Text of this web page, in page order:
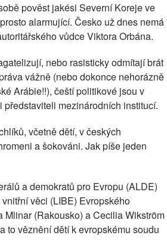
pověst jakési Severní Koreje ve
alarmující. Česko už dnes nemá
vůdce Viktora Orbána.
nebo rasisticky odmítají brát
vážně (nebo dokonce nehorázně
Arábie!!), čeští politikové jsou v
mezinárodních institucí.
včetně dětí, v českých
a šokováni. Jak píše jeden
a demokratů pro Evropu (ALDE)
věci (LIBE) Evropského
Mlinar (Rakousko) a Cecilia Wikström
to věznění dětí k evropskému soudu